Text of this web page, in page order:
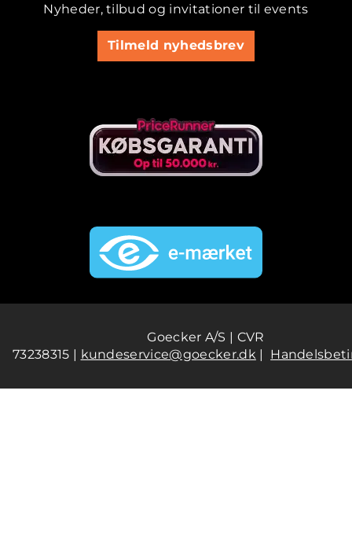
Nyheder, tilbud og invitationer til events
Tilmeld nyhedsbrev
Goecker A/S | CVR
73238315 | kundeservice@goecker.dk|